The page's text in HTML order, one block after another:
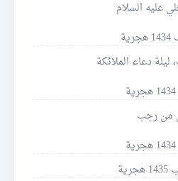
عليه السلام
ليلة دعاء الملائكة
من رجب